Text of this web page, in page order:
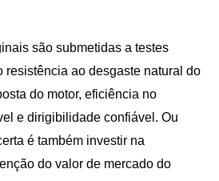
são submetidas a testes
resistência ao desgaste natural do
do motor, eficiência no
e dirigibilidade confiável. Ou
é também investir na
do valor de mercado do